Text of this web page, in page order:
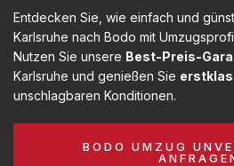
Entdecken Sie, wie einfach und
Karlsruhe nach Bodo mit
Nutzen Sie unsere Best-Preis-
Karlsruhe und genießen Sie
unschlagbaren Konditionen.
BODO UMZUG